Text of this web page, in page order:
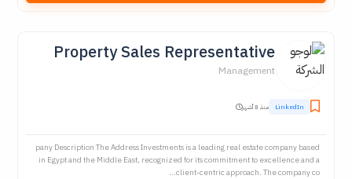
Property Sales Representative
Management
LinkedIn منذ 8 أشهر
pany Description The Address Investments is a leading real estate company based
in Egypt and the Middle East, recognized for its commitment to excellence and a
client-centric approach. The company co...